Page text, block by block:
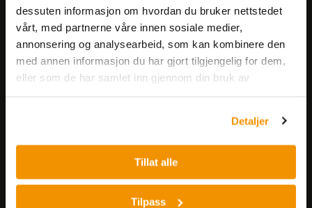
dessuten informasjon om hvordan du bruker nettstedet
vårt, med partnerne våre innen sosiale medier,
annonsering og analysearbeid, som kan kombinere den
med annen informasjon du har gjort tilgjengelig for dem,
eller som de har samlet inn gjennom din bruk av
Detaljer
Tillat alle
Tilpass
Meld på nyhetsbrev
Nils Hansens vei 8